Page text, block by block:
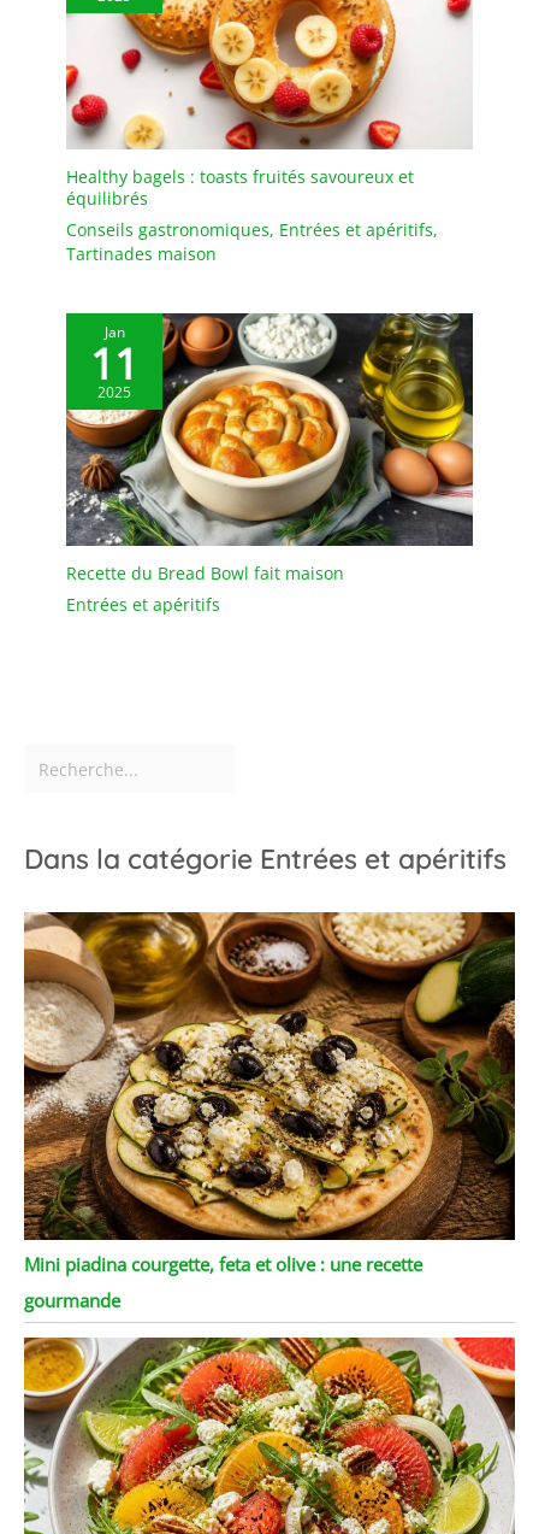
manger mignonne et
élégante, en particulier
lorsque vous recevez des
invités. Les magnifiques
bols couleur en
céramique sont une
excellente option cadeau
votre famille les plus
Healthy bagels : toasts fruités savoureux et
équilibrés
Conseils gastronomiques, Entrées et apéritifs,
Tartinades maison
Jan
11
2025
Recette du Bread Bowl fait maison
Entrées et apéritifs
Dans la catégorie Entrées et apéritifs
Mini piadina courgette, feta et olive : une recette
gourmande